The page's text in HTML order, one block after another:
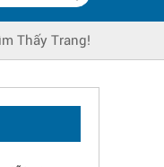
Thấy Trang!